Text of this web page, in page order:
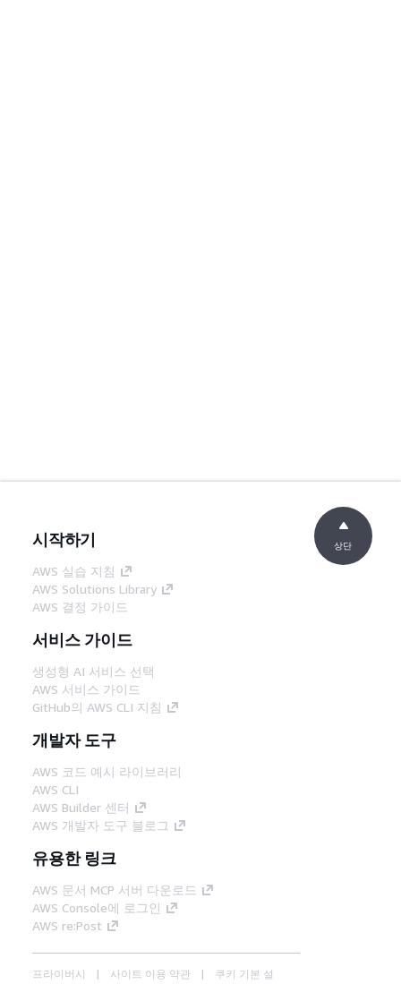
시작하기
AWS 실습 지침
AWS Solutions Library
AWS 결정 가이드
서비스 가이드
생성형 AI 서비스 선택
AWS 서비스 가이드
GitHub의 AWS CLI 지침
개발자 도구
AWS 코드 예시 라이브러리
AWS CLI
AWS Builder 센터
AWS 개발자 도구 블로그
유용한 링크
AWS 문서 MCP 서버 다운로드
AWS Console에 로그인
AWS re:Post
프라이버시 사이트 이용 약관 쿠키 기본 설
상단